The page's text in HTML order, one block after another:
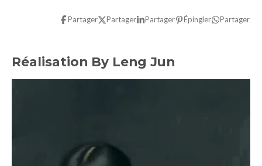
Partager Partager Partager Épingler Partager
Réalisation By Leng Jun